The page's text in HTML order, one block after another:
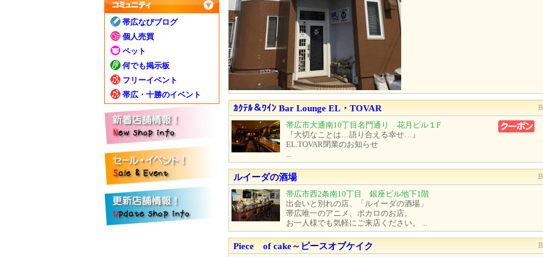
帯広なびブログ
個人売買
ペット
何でも掲示板
フリーイベント
帯広・十勝のイベント
ｶｸﾃﾙ＆ﾜｲﾝ Bar Lounge EL・TOVAR
帯広市大通南10丁目名門通り 花月ビル１F
『大切なことは…語り合える幸せ…』
EL.TOVAR閉業のお知らせ
ルイーダの酒場
帯広市西2条南10丁目 銀座ビル地下1階
出会いと別れの店、「ルイーダの酒場」
帯広唯一のアニメ、ボカロのお店。
お一人様でも気軽にご来店ください。 ...
Piece of cake～ピースオブケイク